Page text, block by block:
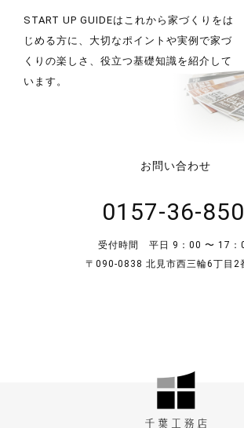
START UP GUIDEはこれから家づくりをは
じめる方に、大切なポイントや実例で家づ
くりの楽しさ、役立つ基礎知識を紹介して
います。
お問い合わせ
0157-36-
受付時間 平日 9：00 〜 17：
〒090-0838 北見市西三輪6丁目2